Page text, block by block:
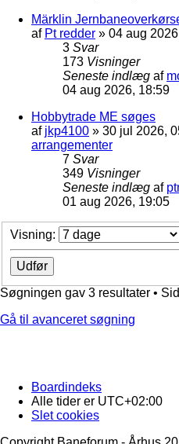
Märklin
af Pt redder » 04 aug
3 Svar
173 Visninger
Seneste indlæg af
04 aug 2026, 18:59
Hobbytrade ME søges
af jkp4100 » 30 jul 2026,
arrangementer
7 Svar
349 Visninger
Seneste indlæg af
01 aug 2026, 19:05
Visning:
Søgningen gav 3 resultater •
Gå til avanceret søgning
Boardindeks
Alle tider er UTC+02:00
Slet cookies